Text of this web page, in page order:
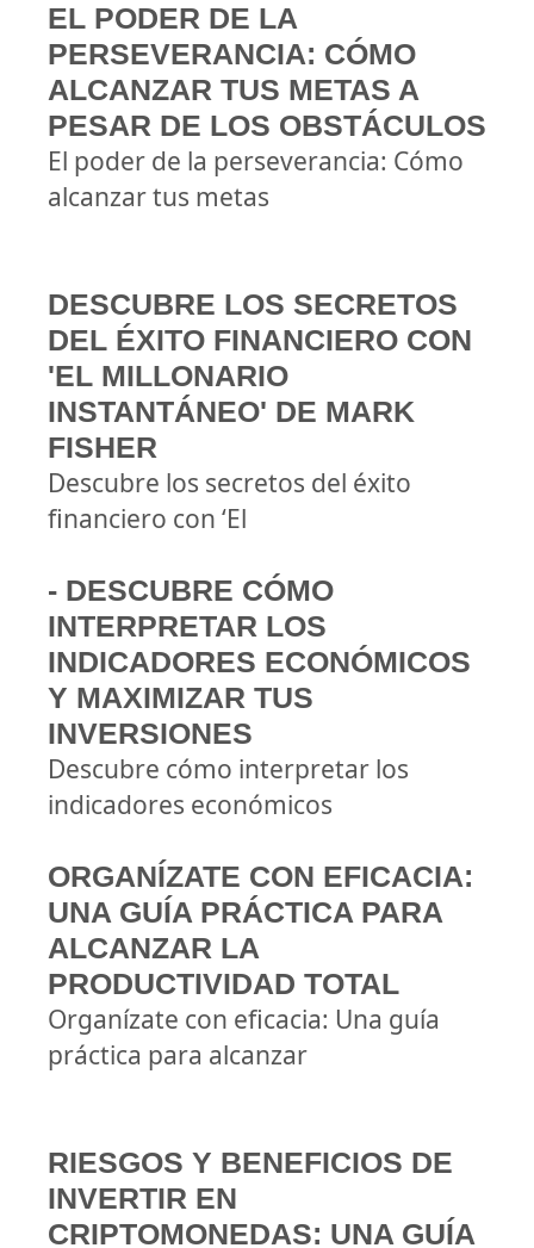
EL PODER DE LA
PERSEVERANCIA: CÓMO
ALCANZAR TUS METAS A
PESAR DE LOS OBSTÁCULOS
El poder de la perseverancia: Cómo
alcanzar tus metas
DESCUBRE LOS SECRETOS
DEL ÉXITO FINANCIERO CON
'EL MILLONARIO
INSTANTÁNEO' DE MARK
FISHER
Descubre los secretos del éxito
financiero con ‘El
- DESCUBRE CÓMO
INTERPRETAR LOS
INDICADORES ECONÓMICOS
Y MAXIMIZAR TUS
INVERSIONES
Descubre cómo interpretar los
indicadores económicos
ORGANÍZATE CON EFICACIA:
UNA GUÍA PRÁCTICA PARA
ALCANZAR LA
PRODUCTIVIDAD TOTAL
Organízate con eficacia: Una guía
práctica para alcanzar
RIESGOS Y BENEFICIOS DE
INVERTIR EN
CRIPTOMONEDAS: UNA GUÍA